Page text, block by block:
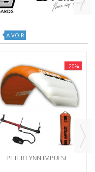
A VOIR
-20%
PETER LYNN IMPULSE